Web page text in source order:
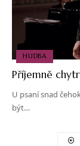
HUDBA
Příjemně
U psaní snad
být…